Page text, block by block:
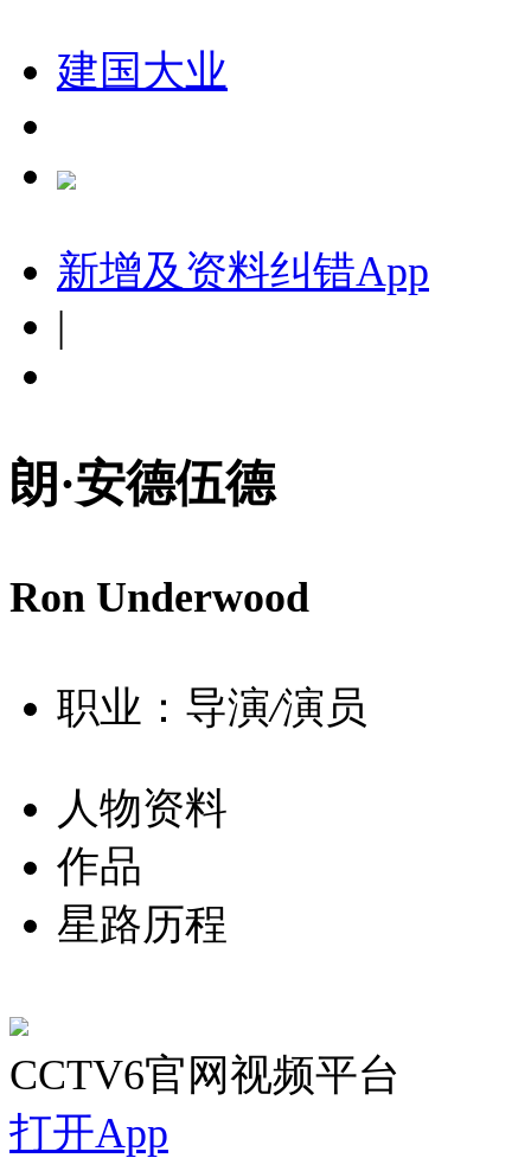
建国大业
新增及资料纠错App
|
朗·安德伍德
Ron Underwood
职业：导演/演员
人物资料
作品
星路历程
CCTV6官网视频平台
打开App